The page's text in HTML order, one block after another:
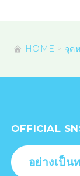
HOME จุด
OFFICIAL
อย่างเป็น